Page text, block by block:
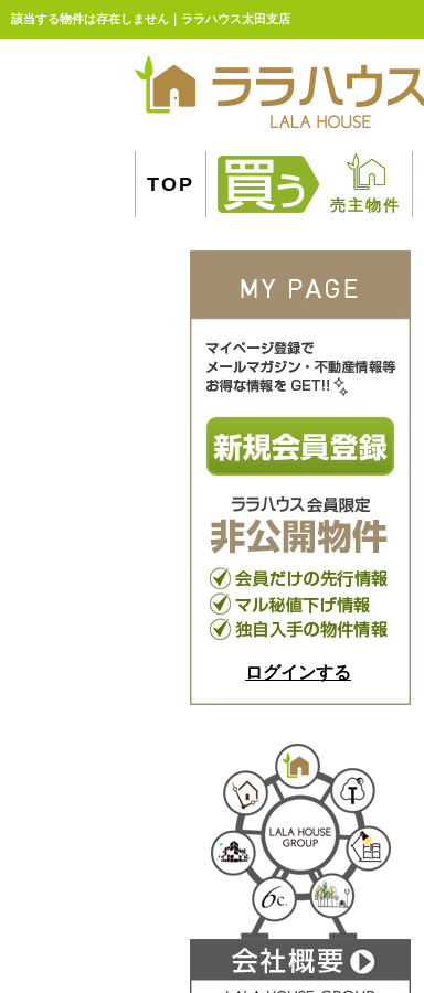
該当する物件は存在しません｜ララハウス太田支店
TOP
売主物件
ログインする